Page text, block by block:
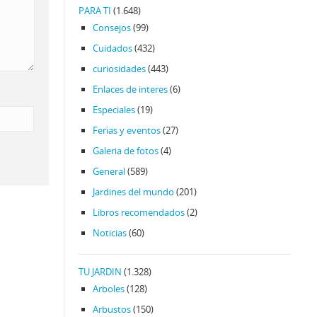
PARA TI (1.648)
Consejos(99)
Cuidados(432)
curiosidades(443)
Enlaces de interes(6)
Especiales(19)
Ferias y eventos(27)
Galeria de fotos(4)
General(589)
Jardines del mundo (201)
Libros recomendados(2)
Noticias(60)
TU JARDIN (1.328)
Arboles(128)
Arbustos(150)